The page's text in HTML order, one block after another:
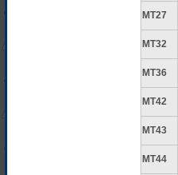
MT27
MT32
MT36
MT42
MT43
MT44